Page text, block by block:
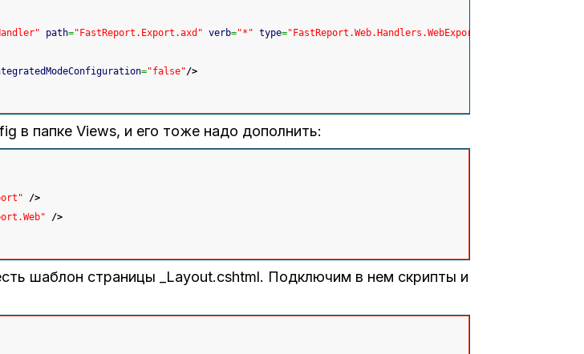
path="FastReport.Export.axd" verb="*" type="FastReport.Web.Handlers.WebExport"
="false"/>
в папке Views, и его тоже надо дополнить:
/>
/>
шаблон страницы _Layout.cshtml. Подключим в нем скрипты и